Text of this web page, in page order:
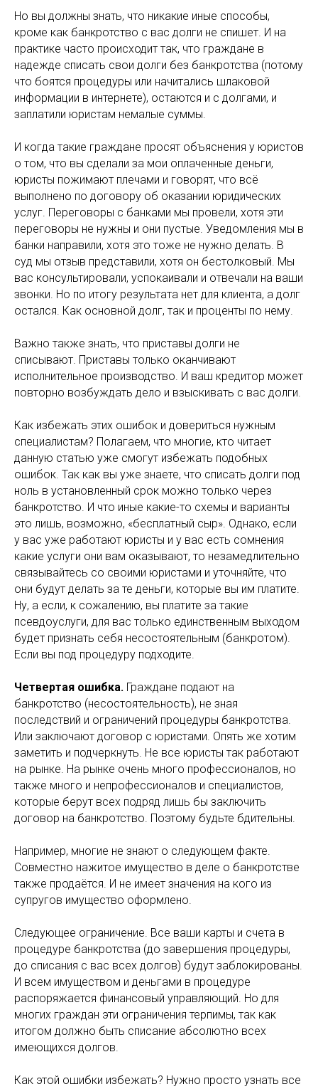
Но вы должны знать, что никакие иные способы,
кроме как банкротство с вас долги не спишет. И на
практике часто происходит так, что граждане в
надежде списать свои долги без банкротства (потому
что боятся процедуры или начитались шлаковой
информации в интернете), остаются и с долгами, и
заплатили юристам немалые суммы.
И когда такие граждане просят объяснения у юристов
о том, что вы сделали за мои оплаченные деньги,
юристы пожимают плечами и говорят, что всё
выполнено по договору об оказании юридических
услуг. Переговоры с банками мы провели, хотя эти
переговоры не нужны и они пустые. Уведомления мы в
банки направили, хотя это тоже не нужно делать. В
суд мы отзыв представили, хотя он бестолковый. Мы
вас консультировали, успокаивали и отвечали на ваши
звонки. Но по итогу результата нет для клиента, а долг
остался. Как основной долг, так и проценты по нему.
Важно также знать, что приставы долги не
списывают. Приставы только оканчивают
исполнительное производство. И ваш кредитор может
повторно возбуждать дело и взыскивать с вас долги.
Как избежать этих ошибок и довериться нужным
специалистам? Полагаем, что многие, кто читает
данную статью уже смогут избежать подобных
ошибок. Так как вы уже знаете, что списать долги под
ноль в установленный срок можно только через
банкротство. И что иные какие-то схемы и варианты
это лишь, возможно, «бесплатный сыр». Однако, если
у вас уже работают юристы и у вас есть сомнения
какие услуги они вам оказывают, то незамедлительно
связывайтесь со своими юристами и уточняйте, что
они будут делать за те деньги, которые вы им платите.
Ну, а если, к сожалению, вы платите за такие
псевдоуслуги, для вас только единственным выходом
будет признать себя несостоятельным (банкротом).
Если вы под процедуру подходите.
Четвертая ошибка. Граждане подают на
банкротство (несостоятельность), не зная
последствий и ограничений процедуры банкротства.
Или заключают договор с юристами. Опять же хотим
заметить и подчеркнуть. Не все юристы так работают
на рынке. На рынке очень много профессионалов, но
также много и непрофессионалов и специалистов,
которые берут всех подряд лишь бы заключить
договор на банкротство. Поэтому будьте бдительны.
Например, многие не знают о следующем факте.
Совместно нажитое имущество в деле о банкротстве
также продаётся. И не имеет значения на кого из
супругов имущество оформлено.
Следующее ограничение. Все ваши карты и счета в
процедуре банкротства (до завершения процедуры,
до списания с вас всех долгов) будут заблокированы.
И всем имуществом и деньгами в процедуре
распоряжается финансовый управляющий. Но для
многих граждан эти ограничения терпимы, так как
итогом должно быть списание абсолютно всех
имеющихся долгов.
Как этой ошибки избежать? Нужно просто узнать все